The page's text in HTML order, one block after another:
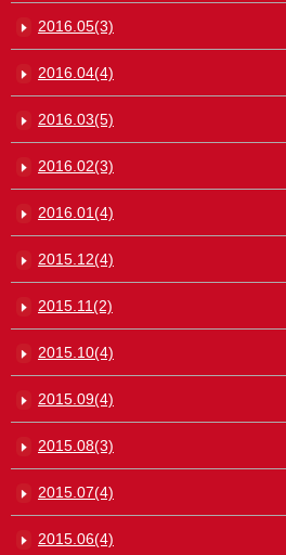
2016.05(3)
2016.04(4)
2016.03(5)
2016.02(3)
2016.01(4)
2015.12(4)
2015.11(2)
2015.10(4)
2015.09(4)
2015.08(3)
2015.07(4)
2015.06(4)